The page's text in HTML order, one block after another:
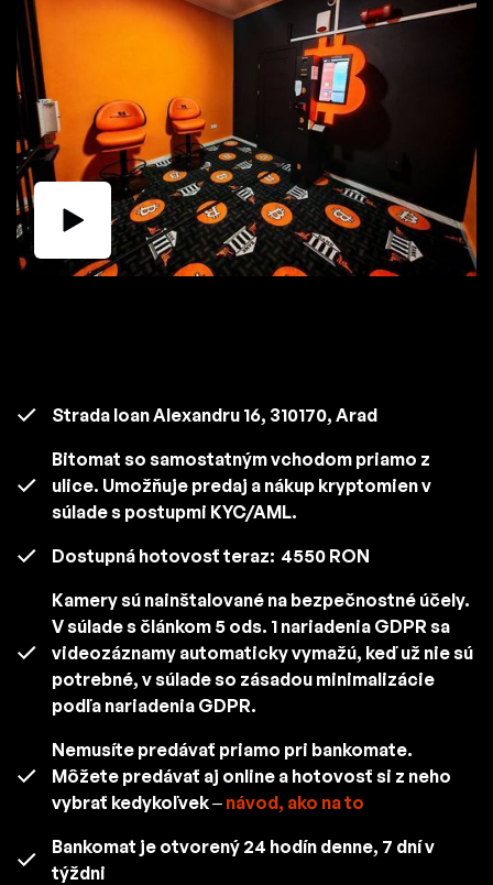
Strada Ioan Alexandru 16, 310170, Arad
Bitomat so samostatným vchodom priamo z
ulice. Umožňuje predaj a nákup kryptomien v
súlade s postupmi KYC/AML.
Dostupná hotovosť teraz: 4550 RON
Kamery sú nainštalované na bezpečnostné účely.
V súlade s článkom 5 ods. 1 nariadenia GDPR sa
videozáznamy automaticky vymažú, keď už nie sú
potrebné, v súlade so zásadou minimalizácie
podľa nariadenia GDPR.
Nemusíte predávať priamo pri bankomate.
Môžete predávať aj online a hotovosť si z neho
vybrať kedykoľvek – návod, ako na to
Bankomat je otvorený 24 hodín denne, 7 dní v
týždni